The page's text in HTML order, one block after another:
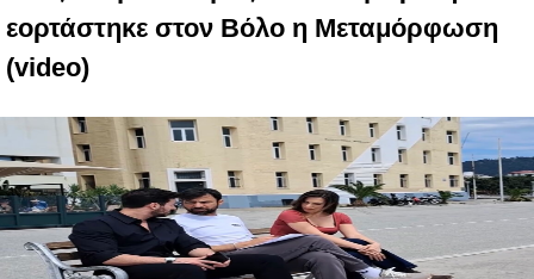
εορτάστηκε στον Βόλο η Μεταμόρφωση
(video)